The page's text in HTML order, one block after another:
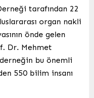
tarafından 22
organ nakli
önde gelen
Dr. Mehmet
derneğin bu önemli
550 bilim insanı